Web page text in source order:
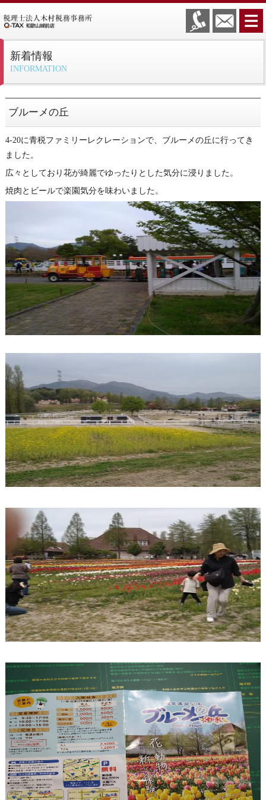
新着情報
INFORMATION
ブルーメの丘
4-20に青税ファミリーレクレーションで、ブルーメの丘に行ってき
ました。
広々としており花が綺麗でゆったりとした気分に浸りました。
焼肉とビールで楽園気分を味わいました。